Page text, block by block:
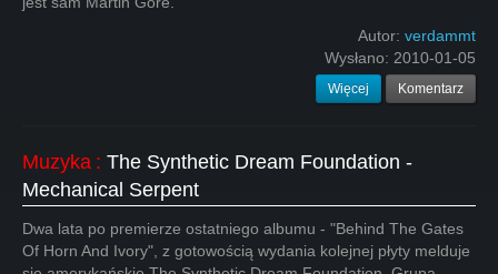
Autor: verdammt
Wysłano: 2010-01-05
Więcej Komentarz
Muzyka : The Synthetic Dream Foundation -
Mechanical Serpent
Dwa lata po premierze ostatniego albumu - "Behind The Gates
Of Horn And Ivory", z gotowością wydania kolejnej płyty melduje